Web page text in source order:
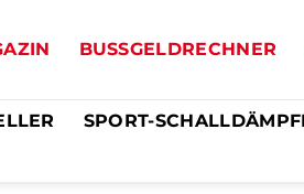
BUSSGELDRECHNER
SPORT-